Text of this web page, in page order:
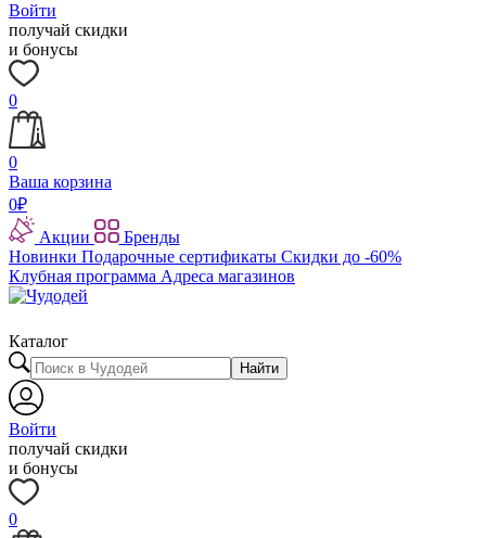
Войти
получай скидки
и бонусы
0
0
Ваша корзина
0₽
Акции
Бренды
Новинки Подарочные сертификаты Скидки до -60%
Клубная программа Адреса магазинов
Каталог
Найти
Войти
получай скидки
и бонусы
0